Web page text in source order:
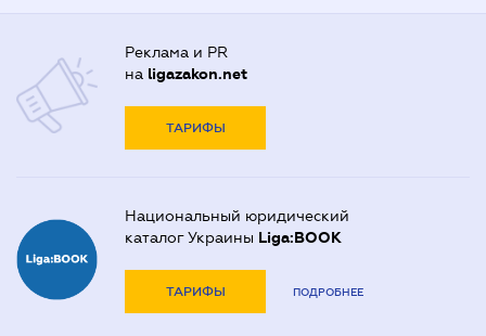
Реклама и PR
на ligazakon.net
ТАРИФЫ
Национальный юридический
каталог Украины Liga:BOOK
ТАРИФЫ ПОДРОБНЕЕ